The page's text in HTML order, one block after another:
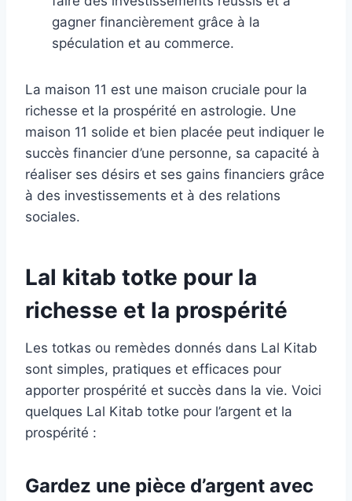
gagner financièrement grâce à la
spéculation et au commerce.
La maison 11 est une maison cruciale pour la
richesse et la prospérité en astrologie. Une
maison 11 solide et bien placée peut indiquer le
succès financier d’une personne, sa capacité à
réaliser ses désirs et ses gains financiers grâce
à des investissements et à des relations
sociales.
Lal kitab totke pour la
richesse et la prospérité
Les totkas ou remèdes donnés dans Lal Kitab
sont simples, pratiques et efficaces pour
apporter prospérité et succès dans la vie. Voici
quelques Lal Kitab totke pour l’argent et la
prospérité :
Gardez une pièce d’argent avec